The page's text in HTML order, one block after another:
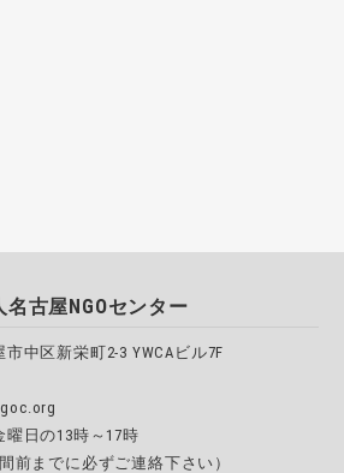
古屋NGOセンター
中区新栄町2-3 YWCAビル7F
曜日の13時～17時
前までに必ずご連絡下さい）